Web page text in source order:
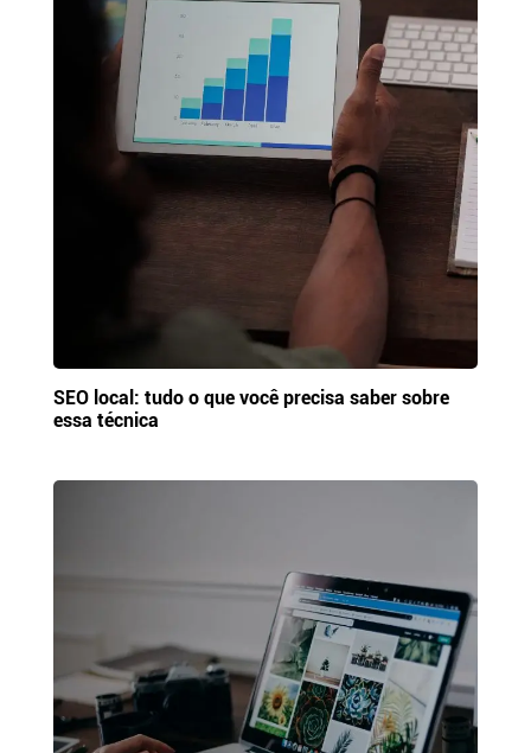
SEO local: tudo o que você precisa saber sobre
essa técnica